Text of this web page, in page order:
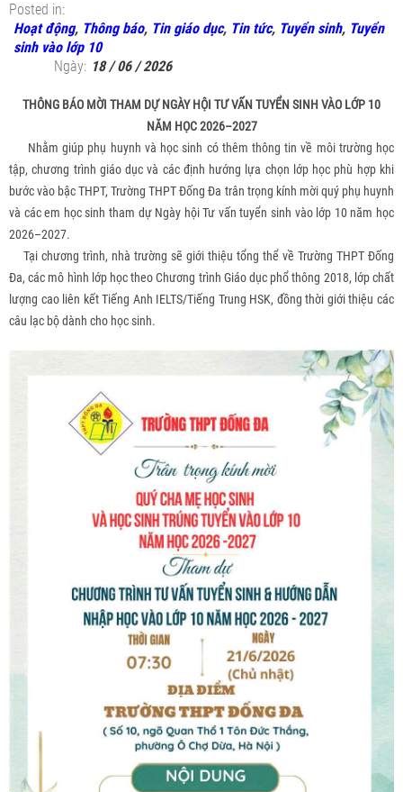
Posted in:
Hoạt động, Thông báo, Tin giáo dục, Tin tức, Tuyển sinh, Tuyển
sinh vào lớp 10
Ngày: 18 / 06 / 2026
THÔNG BÁO MỜI THAM DỰ NGÀY HỘI TƯ VẤN TUYỂN SINH VÀO LỚP 10
NĂM HỌC 2026–2027
Nhằm giúp phụ huynh và học sinh có thêm thông tin về môi trường học
tập, chương trình giáo dục và các định hướng lựa chọn lớp học phù hợp khi
bước vào bậc THPT, Trường THPT Đống Đa trân trọng kính mời quý phụ huynh
và các em học sinh tham dự Ngày hội Tư vấn tuyển sinh vào lớp 10 năm học
2026–2027.
Tại chương trình, nhà trường sẽ giới thiệu tổng thể về Trường THPT Đống
Đa, các mô hình lớp học theo Chương trình Giáo dục phổ thông 2018, lớp chất
lượng cao liên kết Tiếng Anh IELTS/Tiếng Trung HSK, đồng thời giới thiệu các
câu lạc bộ dành cho học sinh.